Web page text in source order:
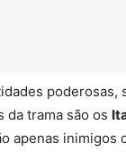
poderosas,
da trama são os
apenas inimigos